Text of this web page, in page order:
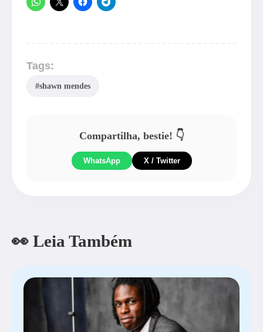
Tags:
#shawn mendes
Compartilha, bestie! 👇
WhatsApp X / Twitter
👀 Leia Também